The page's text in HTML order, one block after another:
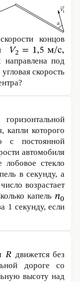
концов
направлена под
скорость
капли которого
с постоянной
автомобиля
лобовое стекло
в секунду, а
возрастает
капель
1 секунду, если
движется без
дороге со
высоту над